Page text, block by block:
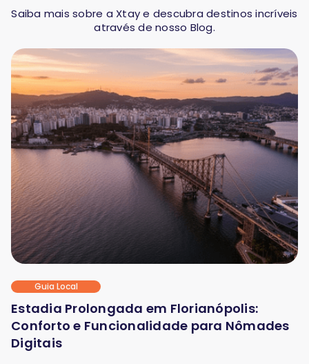
Saiba mais sobre a Xtay e descubra destinos incríveis
através de nosso Blog.
Guia Local
Estadia Prolongada em Florianópolis:
Conforto e Funcionalidade para Nômades
Digitais